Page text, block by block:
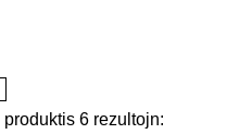
produktis 6 rezultojn: